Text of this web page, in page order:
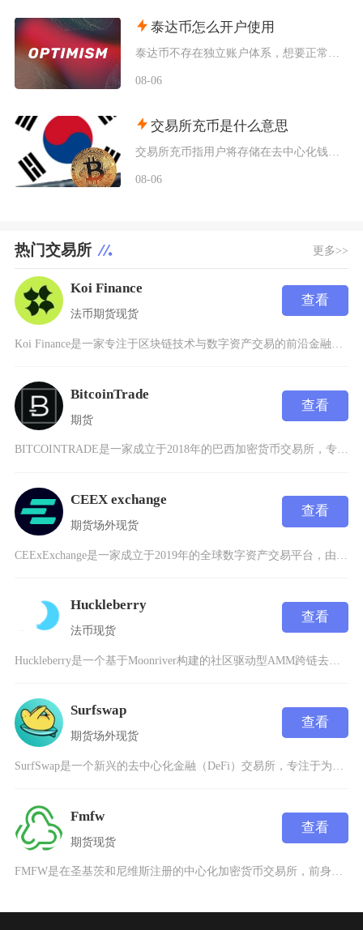
泰达币怎么开户使用
08-06
交易所充币是什么意思
08-06
热门交易所 更多>>
Koi Finance
法币期货现货
查看
BitcoinTrade
期货
查看
BITCOINTRADE是一家成立于2018年的巴西加密货币交易所，专注于为拉丁美洲用户提
CEEX exchange
期货场外现货
查看
Huckleberry
法币现货
查看
Huckleberry是一个基于Moonriver构建的社区驱动型AMM跨链去中心化交易所
Surfswap
期货场外现货
查看
Fmfw
期货现货
查看
FMFW是在圣基茨和尼维斯注册的中心化加密货币交易所，前身为Bitcoin.com交易所，